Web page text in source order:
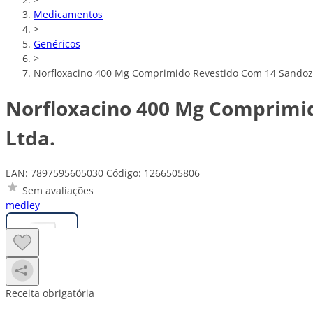
Medicamentos
>
Genéricos
>
Norfloxacino 400 Mg Comprimido Revestido Com 14
Norfloxacino 400 Mg
Ltda.
EAN: 7897595605030 Código: 1266505806
Sem avaliações
medley
Receita obrigatória